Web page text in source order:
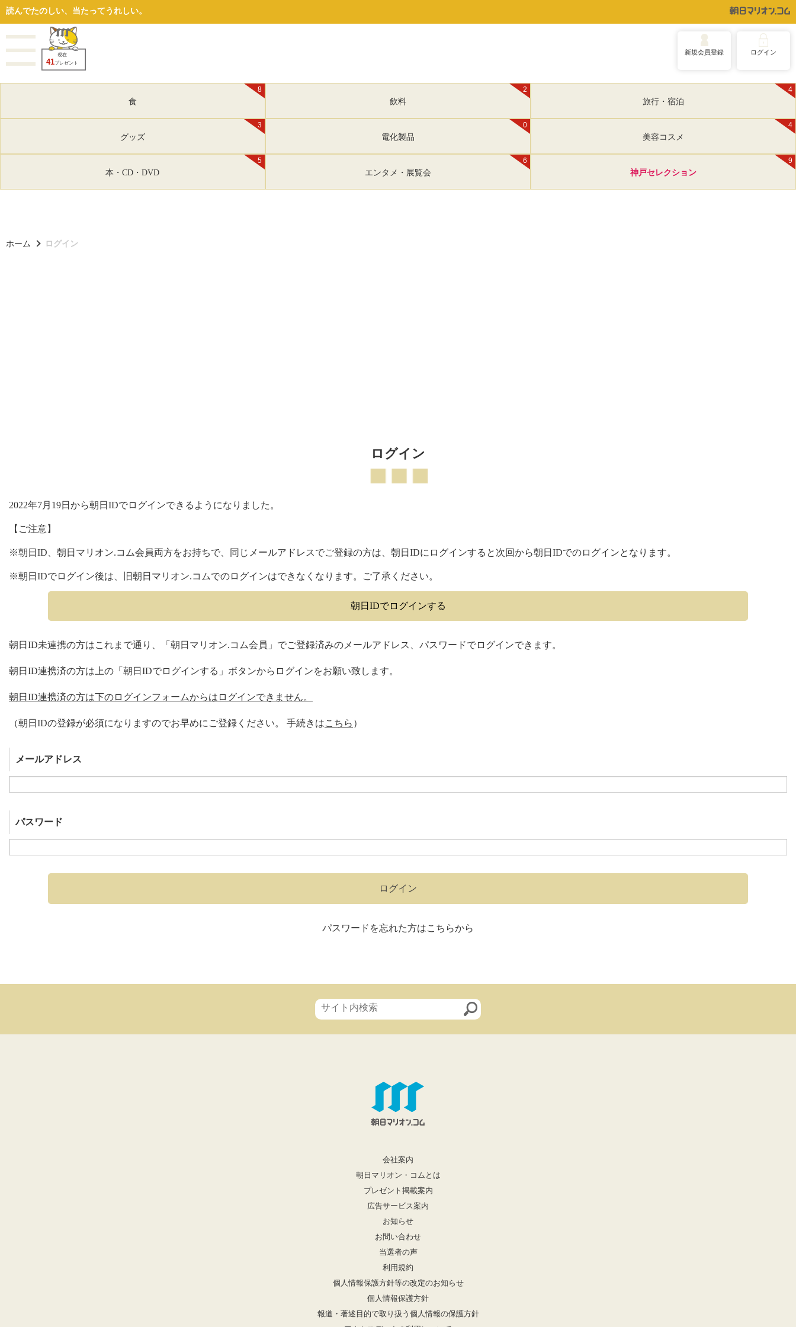
読んでたのしい、当たってうれしい。
現在
41プレゼント
新規会員登録 ログイン
8
食
2
飲料
4
旅行・宿泊
3
グッズ
0
電化製品
4
美容コスメ
5
本・CD・DVD
6
エンタメ・展覧会
9
神戸セレクション
ホーム ログイン
ログイン
2022年7月19日から朝日IDでログインできるようになりました。
【ご注意】
※朝日ID、朝日マリオン.コム会員両方をお持ちで、同じメールアドレスでご登録の方は、朝日IDにログインすると次回から朝日IDでのログインとなります。
※朝日IDでログイン後は、旧朝日マリオン.コムでのログインはできなくなります。ご了承ください。
朝日IDでログインする
朝日ID未連携の方はこれまで通り、「朝日マリオン.コム会員」でご登録済みのメールアドレス、パスワードでログインできます。
朝日ID連携済の方は上の「朝日IDでログインする」ボタンからログインをお願い致します。
朝日ID連携済の方は下のログインフォームからはログインできません。
（朝日IDの登録が必須になりますのでお早めにご登録ください。 手続きはこちら ）
メールアドレス
パスワード
ログイン
パスワードを忘れた方はこちらから
会社案内
朝日マリオン・コムとは
プレゼント掲載案内
広告サービス案内
お知らせ
お問い合わせ
当選者の声
利用規約
個人情報保護方針等の改定のお知らせ
個人情報保護方針
報道・著述目的で取り扱う個人情報の保護方針